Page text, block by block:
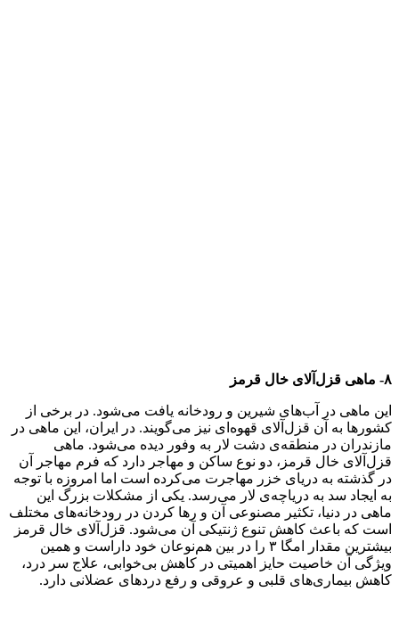
۸- ماهی قزل‌آلای خال قرمز
این ماهی در آب‌های شیرین و رودخانه یافت می‌شود. در برخی از
کشورها به آن قزل‌آلای قهوه‌ای نیز می‌گویند. در ایران، این ماهی در
مازندران در منطقه‌ی دشت لار به وفور دیده می‌شود. ماهی
قزل‌آلای خال قرمز، دو نوع ساکن و مهاجر دارد که فرم مهاجر آن
در گذشته به دریای خزر مهاجرت می‌کرده است اما امروزه با توجه
به ایجاد سد به دریاچه‌ی لار می‌رسد. یکی از مشکلات بزرگ این
ماهی در دنیا، تکثیر مصنوعی آن و رها کردن در رودخانه‌های مختلف
است که باعث کاهش تنوع ژنتیکی آن می‌شود. قزل‌آلای خال قرمز
بیشترین مقدار امگا ۳ را در بین هم‌نوعان خود داراست و همین
ویژگی آن خاصیت حایز اهمیتی در کاهش بی‌خوابی، علاج سر درد،
کاهش بیماری‌های قلبی و عروقی و رفع دردهای عضلانی دارد.